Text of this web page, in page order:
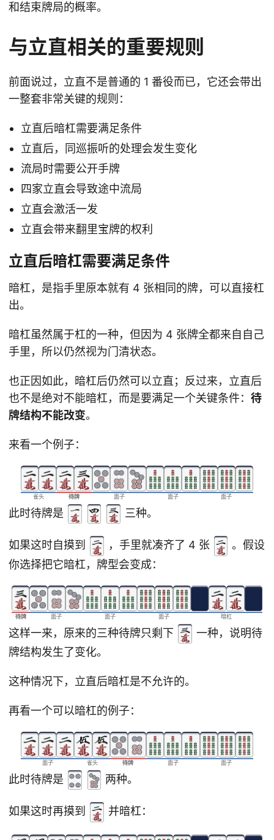
和结束牌局的概率。
与立直相关的重要规则
前面说过，立直不是普通的 1 番役而已，它还会带出
一整套非常关键的规则：
立直后暗杠需要满足条件
立直后，同巡振听的处理会发生变化
流局时需要公开手牌
四家立直会导致途中流局
立直会激活一发
立直会带来翻里宝牌的权利
立直后暗杠需要满足条件
暗杠，是指手里原本就有 4 张相同的牌，可以直接杠
出。
暗杠虽然属于杠的一种，但因为 4 张牌全都来自自己
手里，所以仍然视为门清状态。
也正因如此，暗杠后仍然可以立直；反过来，立直后
也不是绝对不能暗杠，而是要满足一个关键条件： 待
牌结构不能改变。
来看一个例子：
雀头 待牌 面子 面子 面子
此时待牌是 三种。
如果这时自摸到 ，手里就凑齐了 4 张
。假设
你选择把它暗杠，牌型会变成：
待牌 面子 面子 面子 暗杠
这样一来，原来的三种待牌只剩下
一种，说明待
牌结构发生了变化。
这种情况下，立直后暗杠是不允许的。
再看一个可以暗杠的例子：
面子 雀头 待牌 面子 面子
此时待牌是 两种。
如果这时再摸到 并暗杠：